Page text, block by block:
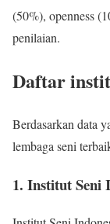
(50%), openness
penilaian.
Daftar
Berdasarkan data
lembaga seni
1. Institut Seni